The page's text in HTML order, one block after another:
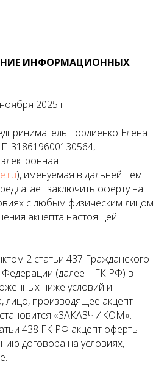
ИНФОРМАЦИОННЫХ
2025 г.
Гордиенко Елена
318619600130564,
), именуемая в дальнейшем
заключить оферту на
с любым физическим лицом
акцепта настоящей
2 статьи 437 Гражданского
Федерации (далее – ГК РФ) в
ниже условий и
лицо, производящее акцепт
«ЗАКАЗЧИКОМ».
438 ГК РФ акцепт оферты
договора на условиях,